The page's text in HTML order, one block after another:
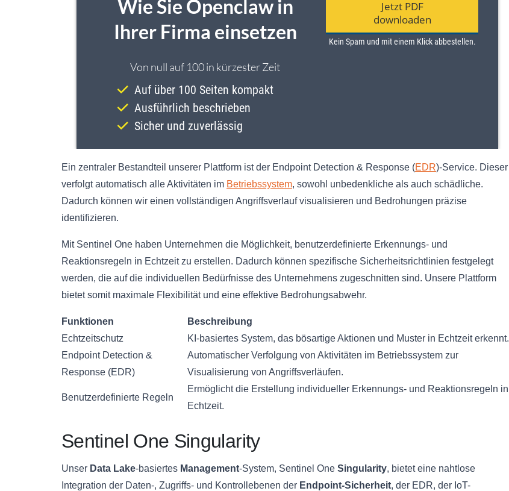
Ein zentraler Bestandteil unserer Plattform ist der Endpoint Detection & Response (EDR)-Service. Dieser
verfolgt automatisch alle Aktivitäten im Betriebssystem, sowohl unbedenkliche als auch schädliche.
Dadurch können wir einen vollständigen Angriffsverlauf visualisieren und Bedrohungen präzise
identifizieren.
Mit Sentinel One haben Unternehmen die Möglichkeit, benutzerdefinierte Erkennungs- und
Reaktionsregeln in Echtzeit zu erstellen. Dadurch können spezifische Sicherheitsrichtlinien festgelegt
werden, die auf die individuellen Bedürfnisse des Unternehmens zugeschnitten sind. Unsere Plattform
bietet somit maximale Flexibilität und eine effektive Bedrohungsabwehr.
Funktionen
Beschreibung
Echtzeitschutz
KI-basiertes System, das bösartige Aktionen und Muster in Echtzeit erkennt.
Endpoint Detection &
Response (EDR)
Automatischer Verfolgung von Aktivitäten im Betriebssystem zur
Visualisierung von Angriffsverläufen.
Benutzerdefinierte Regeln
Ermöglicht die Erstellung individueller Erkennungs- und Reaktionsregeln in
Echtzeit.
Sentinel One Singularity
Unser Data Lake-basiertes Management-System, Sentinel One Singularity, bietet eine nahtlose
Integration der Daten-, Zugriffs- und Kontrollebenen der Endpoint-Sicherheit, der EDR, der IoT-